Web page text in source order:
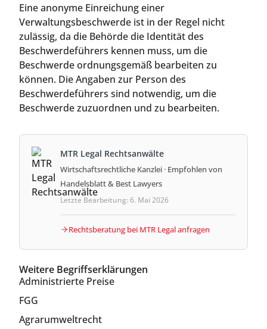
Eine anonyme Einreichung einer
Verwaltungsbeschwerde ist in der Regel nicht
zulässig, da die Behörde die Identität des
Beschwerdeführers kennen muss, um die
Beschwerde ordnungsgemäß bearbeiten zu
können. Die Angaben zur Person des
Beschwerdeführers sind notwendig, um die
Beschwerde zuzuordnen und zu bearbeiten.
MTR Legal Rechtsanwälte
Wirtschaftsrechtliche Kanzlei · Empfohlen von
Handelsblatt & Best Lawyers
Letzte Bearbeitung: 6. Mai 2026
Rechtsberatung bei MTR Legal anfragen
Weitere Begriffserklärungen
Administrierte Preise
FGG
Agrarumweltrecht